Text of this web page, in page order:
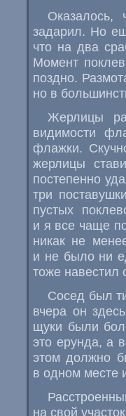
задарил. Но
что на два
Момент
поздно.
но в
Жерлицы
видимости
флажки.
жерлицы
постепенно
три
пустых
и я все чаще
никак не
и не было ни
тоже навестил
Сосед был
вчера он
щуки были
это ерунда, а
этом должно
в одном месте
на свой